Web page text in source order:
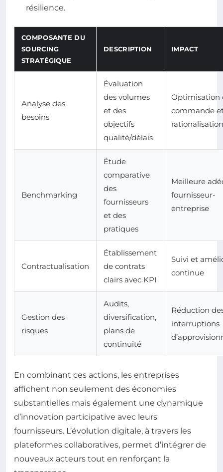
résilience.
COMPOSANTE DU
SOURCING
STRATÉGIQUE
DESCRIPTION IMPACT
Analyse des
besoins
Évaluation
des volumes
et des
objectifs
qualité/délais
Optimisation
commande
rationalisation
Benchmarking
Étude
comparative
des
fournisseurs
et des
pratiques
Meilleure
fournisseur-
entreprise
Contractualisation
Établissement
de contrats
clairs avec KPI
Suivi et
continue
Gestion des
risques
Audits,
diversification,
plans de
continuité
Réduction
interruptions
En combinant ces actions, les entreprises
affichent non seulement des économies
substantielles mais également une dynamique
d’innovation participative avec leurs
fournisseurs. L’évolution digitale, à travers les
plateformes collaboratives, permet d’intégrer de
nouveaux acteurs tout en renforçant la